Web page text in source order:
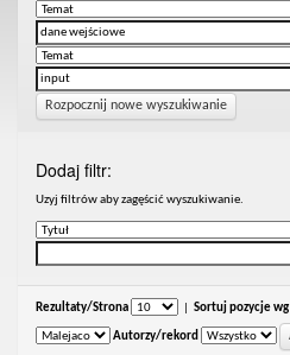
Rozpocznij nowe wyszukiwanie
Dodaj filtr:
Uzyj filtrów aby zagęścić wyszukiwanie.
Rezultaty/Strona Sortuj pozycje wg
Autorzy/rekord